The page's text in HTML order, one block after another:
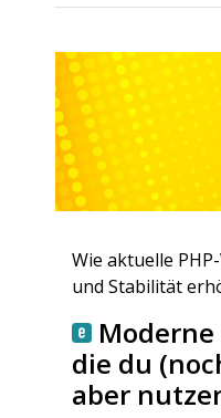
Wie aktuelle
und Stabilität
Moderne
die du
aber